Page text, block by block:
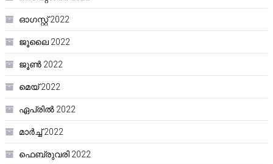
ഓഗസ്റ്റ്‌ 2022
ജൂലൈ 2022
ജൂൺ 2022
മെയ്‌ 2022
ഏപ്രിൽ 2022
മാർച്ച്‌ 2022
ഫെബ്രുവരി 2022